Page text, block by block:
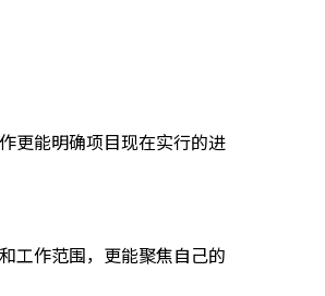
更能明确项目现在实行的进
工作范围，更能聚焦自己的